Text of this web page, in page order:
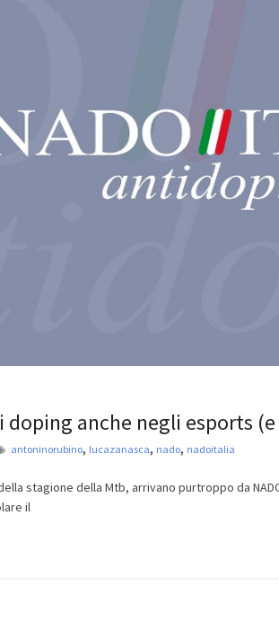
doping anche negli esports
antoninorubino, lucazanasca, nado, nadoitalia
stagione della Mtb, arrivano purtroppo da
il